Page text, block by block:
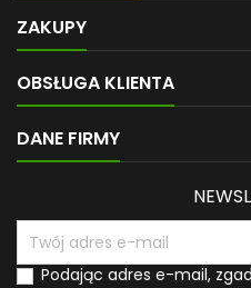
ZAKUPY
OBSŁUGA KLIENTA
DANE FIRMY
Podając adres e-mail,